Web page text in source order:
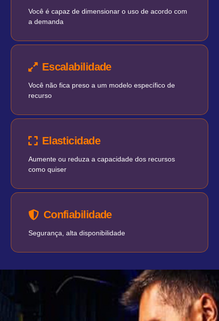
Você é capaz de dimensionar o uso de acordo com
a demanda
Escalabilidade
Você não fica preso a um modelo específico de
recurso
Elasticidade
Aumente ou reduza a capacidade dos recursos
como quiser
Confiabilidade
Segurança, alta disponibilidade